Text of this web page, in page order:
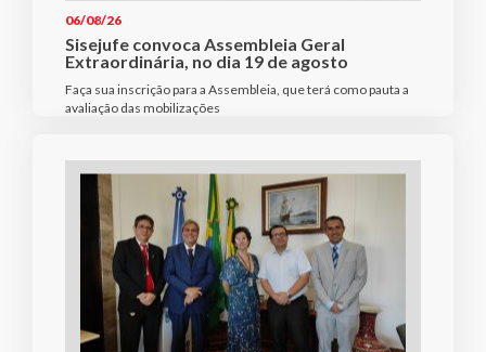
06/08/26
Sisejufe convoca Assembleia Geral
Extraordinária, no dia 19 de agosto
Faça sua inscrição para a Assembleia, que terá como pauta a
avaliação das mobilizações